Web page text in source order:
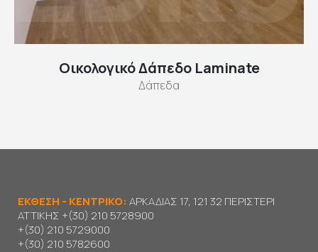
Οικολογικό Δάπεδο Laminate
Δάπεδα
ΕΚΘΕΣΗ - ΚΕΝΤΡΙΚΟ:ΑΡΚΑΔΙΑΣ 17, 121 32 ΠΕΡΙΣΤΕΡΙ
ΑΤΤΙΚΗΣ +(30) 210 5728900
+(30) 210 5729000
+(30) 210 5782600